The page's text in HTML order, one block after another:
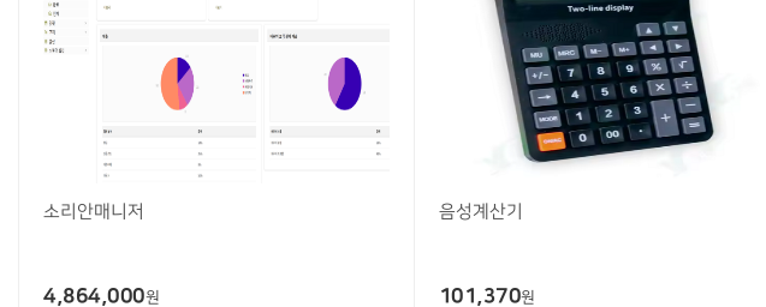
소리안매니저
4,864,000원
음성계산기
101,370원